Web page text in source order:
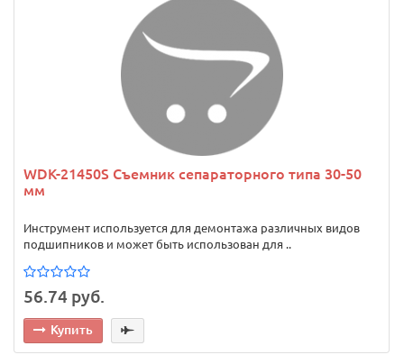
WDK-21450S Съемник сепараторного типа 30-50
мм
Инструмент используется для демонтажа различных видов
подшипников и может быть использован для ..
56.74 руб.
Купить